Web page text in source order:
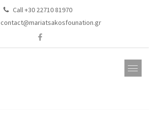
Call +30 22710 81970
contact@mariatsakosfounation.gr